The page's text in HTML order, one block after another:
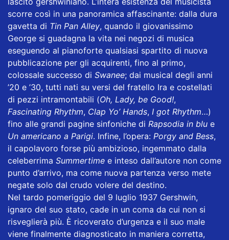
scorre così in una panoramica affascinante: dalla dura
gavetta di Tin Pan Alley, quando il giovanissimo
George si guadagna la vita nei negozi di musica
eseguendo al pianoforte qualsiasi spartito di nuova
pubblicazione per gli acquirenti, fino al primo,
colossale successo di Swanee; dai musical degli anni
’20 e ’30, tutti nati su versi del fratello Ira e costellati
di pezzi intramontabili (Oh, Lady, be Good!,
Fascinating Rhythm, Clap Yo’ Hands, I got Rhythm…)
fino alle grandi pagine sinfoniche di Rapsodia in blu e
Un americano a Parigi. Infine, l’opera: Porgy and Bess,
il capolavoro forse più ambizioso, ingemmato dalla
celeberrima Summertime e inteso dall’autore non come
punto d’arrivo, ma come nuova partenza verso mete
negate solo dal crudo volere del destino.
Nel tardo pomeriggio del 9 luglio 1937 Gershwin,
ignaro del suo stato, cade in un coma da cui non si
risveglierà più. È ricoverato d’urgenza e il suo male
viene finalmente diagnosticato in maniera corretta,